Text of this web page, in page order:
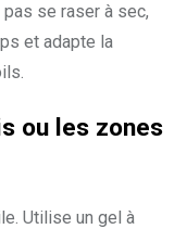
pas se raser à sec,
et adapte la
ou les zones
Utilise un gel à